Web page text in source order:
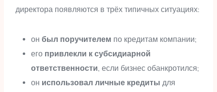
директора появляются в трёх типичных ситуациях:
он был поручителем по кредитам компании;
его привлекли к субсидиарной
ответственности, если бизнес обанкротился;
он использовал личные кредиты для